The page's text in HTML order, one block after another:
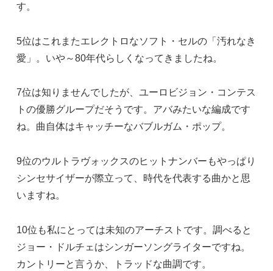
す。
5位はこれまたエレクトロなソフト・セルの「汚れなき
愛」。いや～80年代らしくなってきましたね。
7位は知りませんでしたが、ユーロビジョン・コンテス
トの優勝グループだそうです。アバみたいな編成です
ね。曲自体はキャッチーなバブルガム・ポップ。
9位のウルトラヴォックスのヒットナンバーもやっぱり
シンセサイザーが際立って、時代を代表する曲かと思
いますね。
10位も私にとっては未知のアーチストです。調べると
ジョー・ドルチェはシンガーソングライターですね。
カントリーと言うか、トラッドな曲調です。